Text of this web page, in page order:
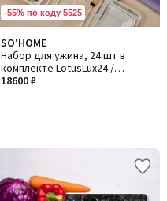
-55% по коду 5525
SO'HOME
Набор для ужина, 24 шт в
комплекте LotusLux24 /
ЛотусЛюкс24
18600 ₽